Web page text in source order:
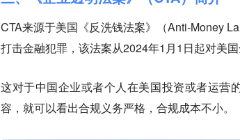
CTA来源于美国《反洗钱法案》（Anti-Money
打击金融犯罪，该法案从2024年1月1日起对美国
这对于中国企业或者个人在美国投资或者运营
容，就可以看出合规义务严格，合规成本不小。